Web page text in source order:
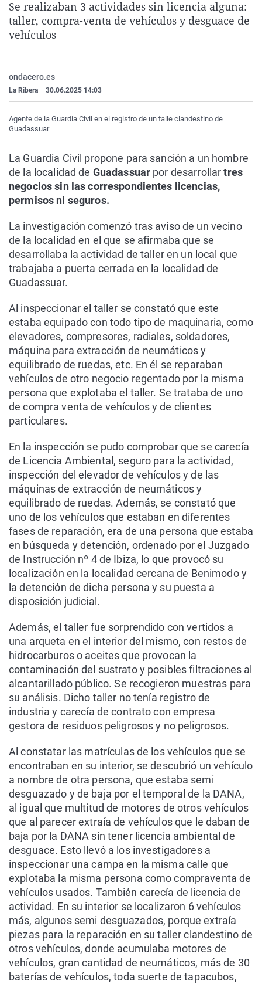
La rosa de los vientos
Gente viajera
Caso
Retornados
Extremadura
Galicia
Virales
Televisión
Se realizaban 3 actividades sin licencia alguna:
taller, compra-venta de vehículos y desguace de
vehículos
ondacero.es
La Ribera 30.06.2025 14:03
Agente de la Guardia Civil en el registro de un talle clandestino de
Guadassuar
La Guardia Civil propone para sanción a un hombre
de la localidad de Guadassuar por desarrollartres
negocios sin las correspondientes licencias,
permisos ni seguros.
La investigación comenzó tras aviso de un vecino
de la localidad en el que se afirmaba que se
desarrollaba la actividad de taller en un local que
trabajaba a puerta cerrada en la localidad de
Guadassuar.
Al inspeccionar el taller se constató que este
estaba equipado con todo tipo de maquinaria, como
elevadores, compresores, radiales, soldadores,
máquina para extracción de neumáticos y
equilibrado de ruedas, etc. En él se reparaban
vehículos de otro negocio regentado por la misma
persona que explotaba el taller. Se trataba de uno
de compra venta de vehículos y de clientes
particulares.
En la inspección se pudo comprobar que se carecía
de Licencia Ambiental, seguro para la actividad,
inspección del elevador de vehículos y de las
máquinas de extracción de neumáticos y
equilibrado de ruedas. Además, se constató que
uno de los vehículos que estaban en diferentes
fases de reparación, era de una persona que estaba
en búsqueda y detención, ordenado por el Juzgado
de Instrucción nº 4 de Ibiza, lo que provocó su
localización en la localidad cercana de Benimodo y
la detención de dicha persona y su puesta a
disposición judicial.
Además, el taller fue sorprendido con vertidos a
una arqueta en el interior del mismo, con restos de
hidrocarburos o aceites que provocan la
contaminación del sustrato y posibles filtraciones al
alcantarillado público. Se recogieron muestras para
su análisis. Dicho taller no tenía registro de
industria y carecía de contrato con empresa
gestora de residuos peligrosos y no peligrosos.
Al constatar las matrículas de los vehículos que se
encontraban en su interior, se descubrió un vehículo
a nombre de otra persona, que estaba semi
desguazado y de baja por el temporal de la DANA,
al igual que multitud de motores de otros vehículos
que al parecer extraía de vehículos que le daban de
baja por la DANA sin tener licencia ambiental de
desguace. Esto llevó a los investigadores a
inspeccionar una campa en la misma calle que
explotaba la misma persona como compraventa de
vehículos usados. También carecía de licencia de
actividad. En su interior se localizaron 6 vehículos
más, algunos semi desguazados, porque extraía
piezas para la reparación en su taller clandestino de
otros vehículos, donde acumulaba motores de
vehículos, gran cantidad de neumáticos, más de 30
baterías de vehículos, toda suerte de tapacubos,